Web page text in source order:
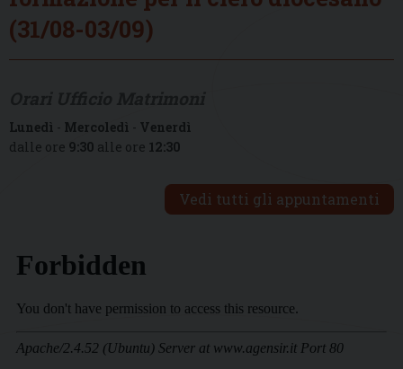
(31/08-03/09)
Lunedì - Mercoledì - Venerdì
dalle ore 9:30 alle ore 12:30
Vedi tutti gli appuntamenti